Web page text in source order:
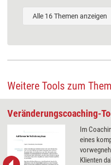
Alle 16 Themen anzeigen
Weitere Tools zum
Im
eines
Klienten